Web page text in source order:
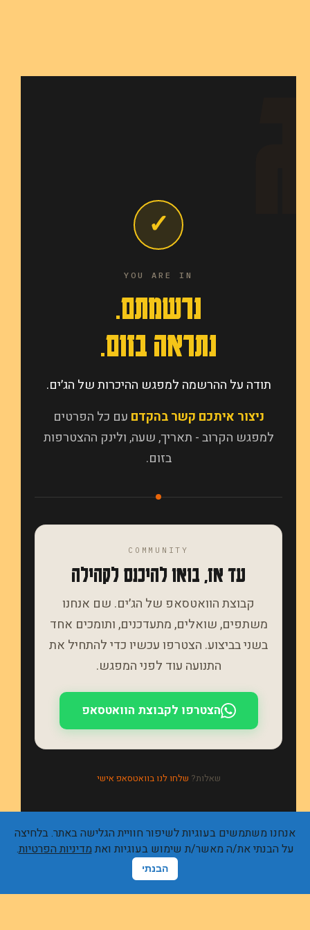
✓
YOU ARE IN
נרשמתם.
נתראה בזום.
תודה על ההרשמה למפגש ההיכרות של הג׳ים.
ניצור איתכם קשר בהקדם עם כל הפרטים
למפגש הקרוב - תאריך, שעה, ולינק ההצטרפות
בזום.
COMMUNITY
עד אז, בואו להיכנס לקהילה
קבוצת הוואטסאפ של הג׳ים. שם אנחנו
משתפים, שואלים, מתעדכנים, ותומכים אחד
בשני בביצוע. הצטרפו עכשיו כדי להתחיל את
התנועה עוד לפני המפגש.
הצטרפו לקבוצת הוואטסאפ
שאלות? שלחו לנו בוואטסאפ אישי
אנחנו משתמשים בעוגיות לשיפור חוויית הגלישה באתר. בלחיצה
על הבנתי את/ה מאשר/ת שימוש בעוגיות ואתמדיניות הפרטיות.
הבנתי